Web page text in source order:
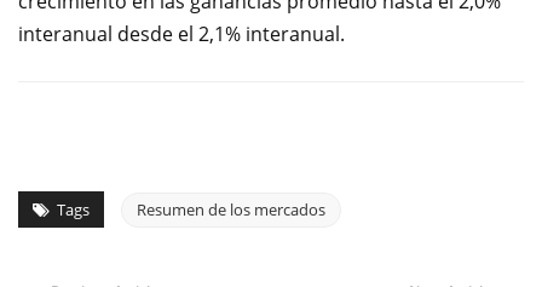
interanual desde el 2,1% interanual.
Tags Resumen de los mercados